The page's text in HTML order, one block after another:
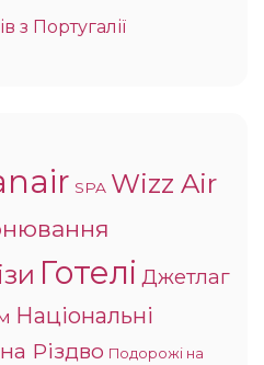
з Португалії
SPA Wizz Air
Готелі Джетлаг
Національні
Різдво Подорожі на